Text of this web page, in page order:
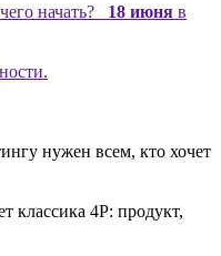
начать? 18 июня в
нужен всем, кто хочет
классика 4P: продукт,